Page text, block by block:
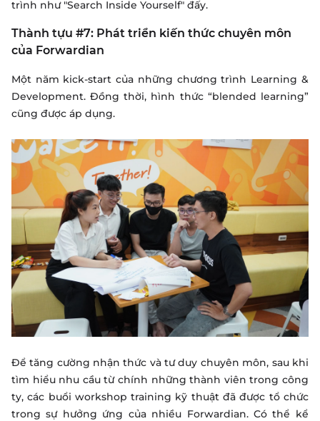
trình như "Search Inside Yourself" đấy.
Thành tựu #7: Phát triển kiến thức chuyên môn
của Forwardian
Một năm kick-start của những chương trình Learning &
Development. Đồng thời, hình thức “blended learning”
cũng được áp dụng.
Để tăng cường nhận thức và tư duy chuyên môn, sau khi
tìm hiểu nhu cầu từ chính những thành viên trong công
ty, các buổi workshop training kỹ thuật đã được tổ chức
trong sự hưởng ứng của nhiều Forwardian. Có thể kể